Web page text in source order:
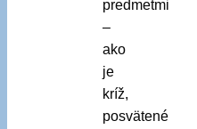
predmetmi
–
ako
je
kríž,
posvätené